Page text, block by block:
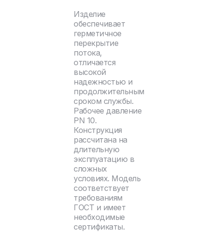
Изделие
обеспечивает
герметичное
перекрытие
потока,
отличается
высокой
надежностью и
продолжительным
сроком службы.
Рабочее давление
PN 10.
Конструкция
рассчитана на
длительную
эксплуатацию в
сложных
условиях. Модель
соответствует
требованиям
ГОСТ и имеет
необходимые
сертификаты.